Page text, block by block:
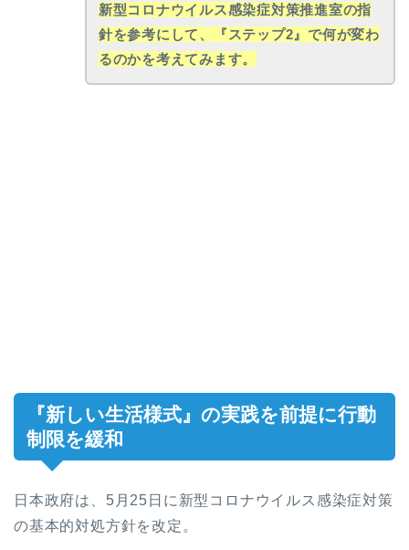
新型コロナウイルス感染症対策推進室の指
針を参考にして、『ステップ2』で何が変わ
るのかを考えてみます。
『新しい生活様式』の実践を前提に行動
制限を緩和
日本政府は、5月25日に新型コロナウイルス感染症対策
の基本的対処方針を改定。